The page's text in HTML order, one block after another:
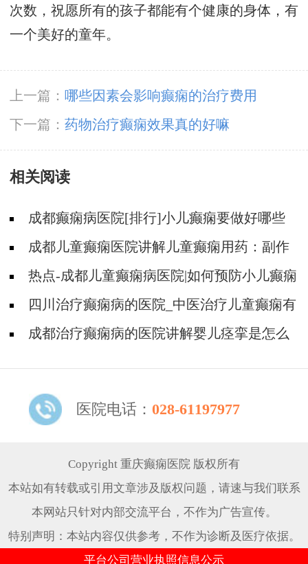
次数，祝愿所有的孩子都能有个健康的身体，有
一个美好的童年。
上一篇： 哪些因素会影响癫痫的治疗费用
下一篇： 药物治疗癫痫效果真的好嘛
相关阅读
成都癫痫病医院[排行]小儿癫痫要做好哪些
预防?成都儿童癫痫医院讲解儿童癫痫用药：副作
用与效果如何权衡?
热点-成都儿童癫痫病医院|如何预防小儿癫痫
的发生?
四川治疗癫痫病的医院_中医治疗儿童癫痫有
用吗?成都治疗癫痫病的医院讲解婴儿痉挛是怎么
医院电话： 028-61197977
Copyright 重庆癫痫医院 版权所有
本站如有转载或引用文章涉及版权问题，请速与我们联系
本网站只针对内部交流平台，不作为广告宣传。
特别声明：本站内容仅供参考，不作为诊断及医疗依据。
平台公司营业执照信息公示